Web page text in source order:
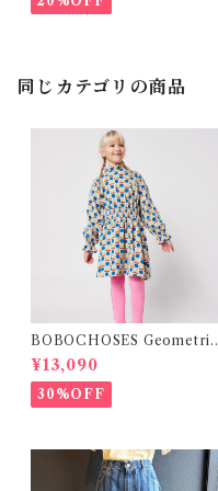
同じカテゴリの商品
BOBOCHOSES Geometric
Scacs all over dress / 4-8Y
¥13,090
30%OFF